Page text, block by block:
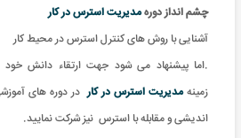
چشم انداز دورهمدیریت استرس در کار
آشنایی با روش های کنترل استرس در محیط کار
.اما پیشنهاد می شود جهت ارتقاء دانش
زمینهمدیریت استرس در کار در دوره های
اندیشی و مقابله با استرس نیز شرکت نمایید.